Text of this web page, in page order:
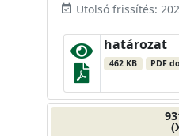
event_available Utolsó frissítés:
határozat
462 KB PDF